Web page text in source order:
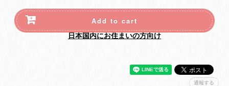
Add to cart
日本国内にお住まいの方向け
通報する